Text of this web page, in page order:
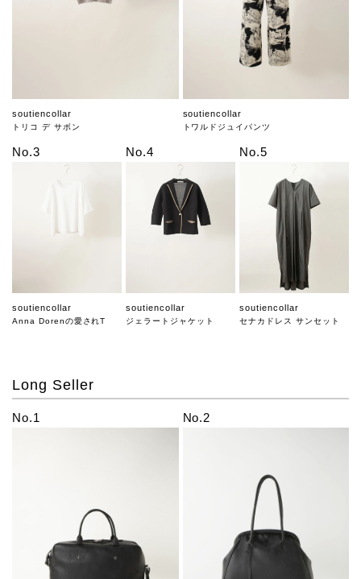
soutiencollar
トリコ デ サボン
soutiencollar
トワルドジュイパンツ
No.3
soutiencollar
Anna Dorenの愛されT
No.4
soutiencollar
ジェラートジャケット
No.5
soutiencollar
セナカドレス サンセット
Long Seller
No.1 No.2